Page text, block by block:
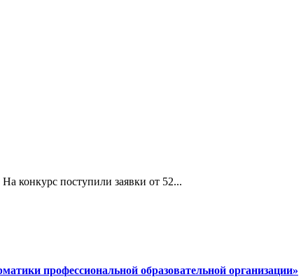
конкурс поступили заявки от 52...
профессиональной образовательной организации»